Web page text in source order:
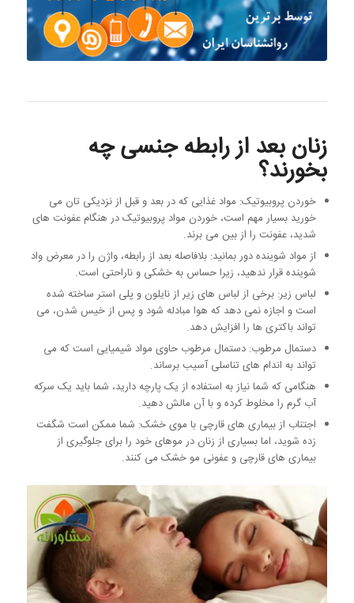
زنان بعد از رابطه جنسی چه
بخورند؟
خوردن پروبیوتیک: مواد غذایی که در بعد و قبل از نزدیکی تان می
خورید بسیار مهم است، خوردن مواد پروبیوتیک در هنگام عفونت های
شدید، عفونت را از بین می برند.
از مواد شوینده دور بمانید: بلافاصله بعد از رابطه، واژن را در معرض واد
شوینده قرار ندهید، زیرا حساس به خشکی و ناراحتی است.
لباس زیر: برخی از لباس های زیر از نایلون و پلی استر ساخته شده
است و اجازه نمی دهد که هوا مبادله شود و پس از خیس شدن، می
تواند باکتری ها را افزایش دهد.
دستمال مرطوب: دستمال مرطوب حاوی مواد شیمیایی است که می
تواند به اندام های تناسلی آسیب برساند.
هنگامی که شما نیاز به استفاده از یک پارچه دارید، شما باید یک سرکه
آب گرم را مخلوط کرده و با آن مالش دهید.
اجتناب از بیماری های قارچی با موی خشک: شما ممکن است شگفت
زده شوید، اما بسیاری از زنان در موهای خود را برای جلوگیری از
بیماری های قارچی و عفونی مو خشک می کنند.